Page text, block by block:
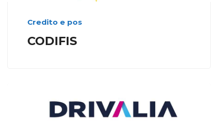
Credito e pos
CODIFIS